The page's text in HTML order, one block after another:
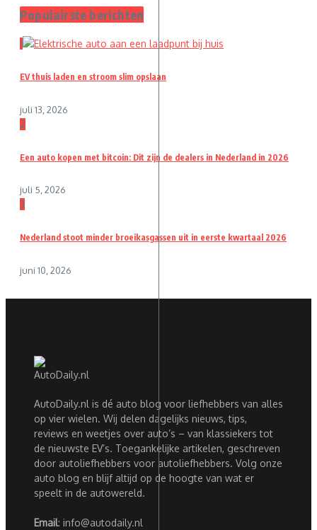
Populairste berichten
1
EV thuis laden en stroom slim opslaan
juli 13, 2026
2
Een auto kopen met bitcoin: Dit zijn de dealers in Nederland in 2026
juli 5, 2026
3
Nederland stoot minder broeikasgassen uit in eerste kwartaal 2026
juni 10, 2026
AutoDaily.nl is dé auto blog voor liefhebbers van alles
op vier wielen. Wij delen dagelijks nieuws, tips,
reviews en weetjes over auto’s – van klassiekers tot
de nieuwste EV’s. Toegankelijke artikelen, geschreven
door autoliefhebbers voor autoliefhebbers. Volg onze
auto blog en blijf altijd op de hoogte van wat er
speelt in de autowereld.
Email: info@autodaily.nl